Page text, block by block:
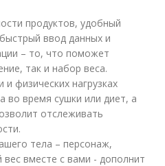
продуктов, удобный
ввод данных и
– то, что поможет
так и набор веса.
физических нагрузках
во время сушки или диет, а
отслеживать
тела – персонаж,
вместе с вами - дополнит